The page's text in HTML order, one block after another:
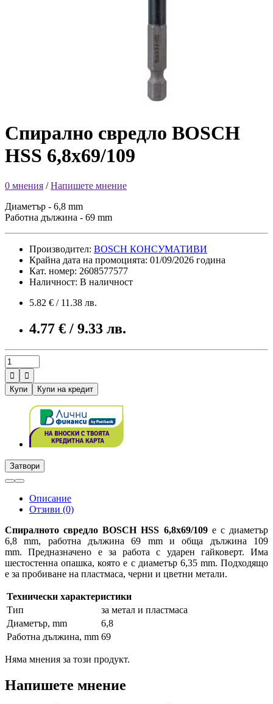
Спирално свредло BOSCH
HSS 6,8x69/109
0 мнения /Напишете мнение
Диаметър - 6,8 mm
Работна дължина - 69 mm
Производител: BOSCH КОНСУМАТИВИ
Крайна дата на промоцията: 01/09/2026 година
Кат. номер: 2608577577
Наличност: В наличност
5.82 € / 11.38 лв.
4.77 € / 9.33 лв.


Купи
Купи на кредит
Затвори
Описание
Отзиви (0)
Спиралното свредло BOSCH HSS 6,8x69/109е с диаметър
6,8 mm, работна дължина 69 mm и обща дължина 109
mm. Предназначено е за работа с ударен гайковерт. Има
шестостенна опашка, която е с диаметър 6,35 mm. Подходящо
е за пробиване на пластмаса, черни и цветни метали.
Технически характеристики
Тип
за метал и пластмаса
Диаметър, mm
6,8
Работна дължина, mm 69
Няма мнения за този продукт.
Напишете мнение